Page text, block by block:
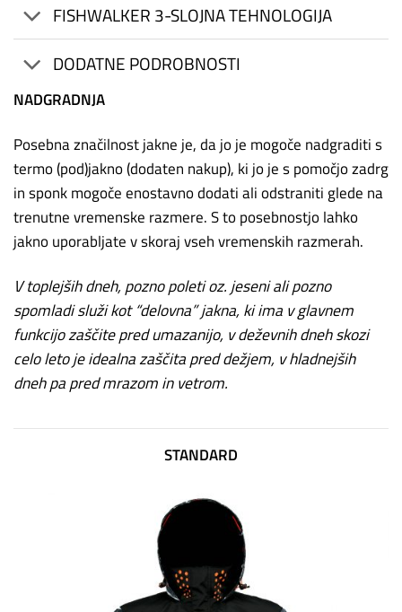
FISHWALKER 3-SLOJNA TEHNOLOGIJA
DODATNE PODROBNOSTI
NADGRADNJA
Posebna značilnost jakne je, da jo je mogoče nadgraditi s
termo (pod)jakno (dodaten nakup), ki jo je s pomočjo zadrg
in sponk mogoče enostavno dodati ali odstraniti glede na
trenutne vremenske razmere. S to posebnostjo lahko
jakno uporabljate v skoraj vseh vremenskih razmerah.
V toplejših dneh, pozno poleti oz. jeseni ali pozno
spomladi služi kot “delovna” jakna, ki ima v glavnem
funkcijo zaščite pred umazanijo, v deževnih dneh skozi
celo leto je idealna zaščita pred dežjem, v hladnejših
dneh pa pred mrazom in vetrom.
STANDARD